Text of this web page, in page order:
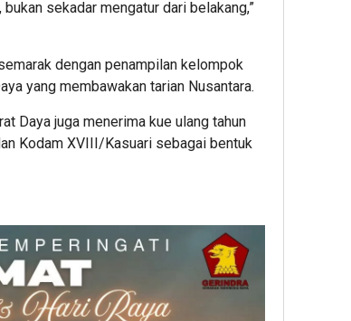
sekadar mengatur dari belakang,”
dengan penampilan kelompok
yang membawakan tarian Nusantara.
Daya juga menerima kue ulang tahun
Kodam XVIII/Kasuari sebagai bentuk